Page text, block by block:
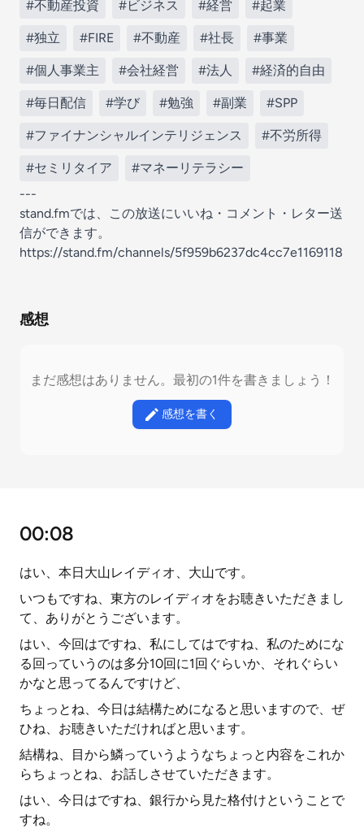
#不動産投資 #ビジネス #経営 #起業
#独立 #FIRE #不動産 #社長 #事業
#個人事業主 #会社経営 #法人 #経済的自由
#毎日配信 #学び #勉強 #副業 #SPP
#ファイナンシャルインテリジェンス #不労所得
#セミリタイア
#マネーリテラシー
---
stand.fmでは、この放送にいいね・コメント・レター送
信ができます。
https://stand.fm/channels/5f959b6237dc4cc7e1169118
感想
まだ感想はありません。最初の1件を書きましょう！
感想を書く
00:08
はい、本日大山レイディオ、大山です。
いつもですね、東方のレイディオをお聴きいただきまし
て、ありがとうございます。
はい、今回はですね、私にしてはですね、私のためにな
る回っていうのは多分10回に1回ぐらいか、それぐらい
かなと思ってるんですけど、
ちょっとね、今日は結構ためになると思いますので、ぜ
ひね、お聴きいただければと思います。
結構ね、目から鱗っていうようなちょっと内容をこれか
らちょっとね、お話しさせていただきます。
はい、今日はですね、銀行から見た格付けということで
すね。